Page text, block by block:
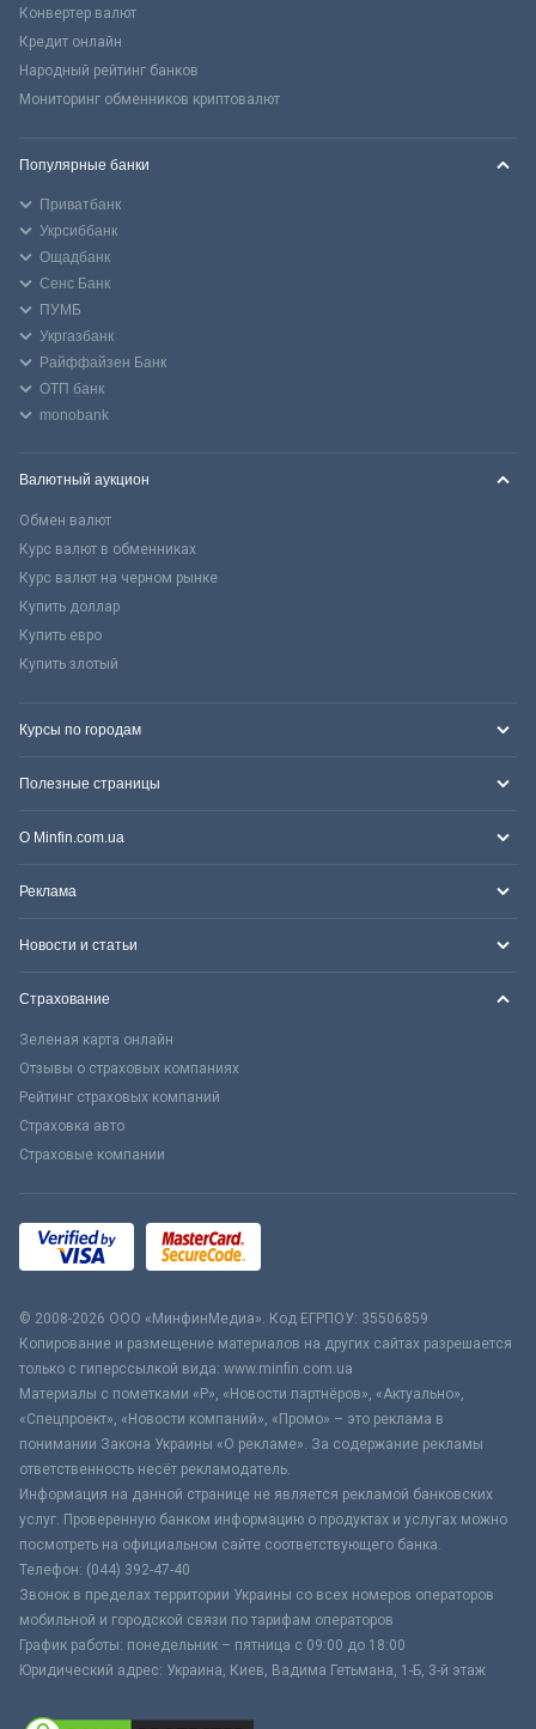
Конвертер валют
Кредит онлайн
Народный рейтинг банков
Мониторинг обменников криптовалют
Популярные банки
Приватбанк
Укрсиббанк
Ощадбанк
Сенс Банк
ПУМБ
Укргазбанк
Райффайзен Банк
ОТП банк
monobank
Валютный аукцион
Обмен валют
Курс валют в обменниках
Курс валют на черном рынке
Купить доллар
Купить евро
Купить злотый
Курсы по городам
Полезные страницы
О Minfin.com.ua
Реклама
Новости и статьи
Страхование
Зеленая карта онлайн
Отзывы о страховых компаниях
Рейтинг страховых компаний
Страховка авто
Страховые компании
© 2008-2026 ООО «МинфинМедиа». Код ЕГРПОУ: 35506859
Копирование и размещение материалов на других сайтах разрешается
только с гиперссылкой вида: www.minfin.com.ua
Материалы с пометками «Р», «Новости партнёров», «Актуально»,
«Спецпроект», «Новости компаний», «Промо» – это реклама в
понимании Закона Украины «О рекламе». За содержание рекламы
ответственность несёт рекламодатель.
Информация на данной странице не является рекламой банковских
услуг. Проверенную банком информацию о продуктах и услугах можно
посмотреть на официальном сайте соответствующего банка.
Телефон: (044) 392-47-40
Звонок в пределах территории Украины со всех номеров операторов
мобильной и городской связи по тарифам операторов
График работы: понедельник – пятница с 09:00 до 18:00
Юридический адрес: Украина, Киев, Вадима Гетьмана, 1-Б, 3-й этаж